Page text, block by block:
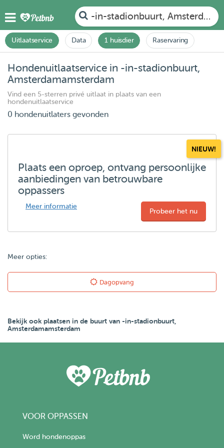
-in-stadionbuurt,
Uitlaatservice Data 1 huisdier Raservaring
Hondenuitlaatservice in -in-stadionbuurt,
Amsterdamamsterdam
Vind een 5-sterren privé uitlaat in plaats van een
hondenuitlaatservice
0 hondenuitlaters gevonden
NIEUW!
Plaats een oproep, ontvang persoonlijke
aanbiedingen van betrouwbare
oppassers
Meer informatie
Probeer het nu
Meer opties:
Dagopvang
Bekijk ook plaatsen in de buurt van -in-stadionbuurt,
Amsterdamamsterdam
VOOR OPPASSEN
Word hondenoppas